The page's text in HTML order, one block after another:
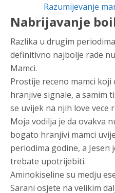
Razumijevanje
Nabrijavanje
Razlika u drugim
definitivno najbolje rade
Mamci.
Prostije receno mamci
hranjive signale, a samim
se uvijek na njih love vece
Moja vodilja je da ovakva
bogato hranjivi mamci
periodima godine, a Jesen
trebate upotrijebiti.
Aminokiseline su medju
Sarani osjete na velikim